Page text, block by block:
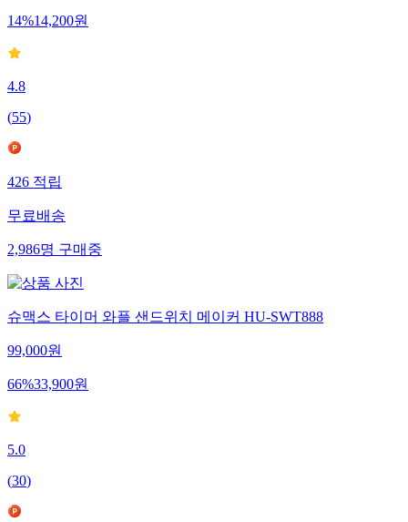
14%14,200원
4.8
(55)
426 적립
무료배송
2,986명 구매중
슈맥스 타이머 와플 샌드위치 메이커 HU-SWT888
99,000원
66%33,900원
5.0
(30)